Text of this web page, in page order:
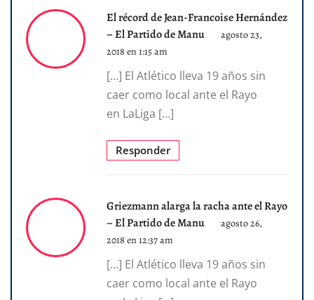
El récord de Jean-Francoise Hernández
– El Partido de Manu
agosto 23,
2018 en 1:15 am
[…] El Atlético lleva 19 años sin
caer como local ante el Rayo
en LaLiga […]
Responder
Griezmann alarga la racha ante el Rayo
– El Partido de Manu
agosto 26,
2018 en 12:37 am
[…] El Atlético lleva 19 años sin
caer como local ante el Rayo